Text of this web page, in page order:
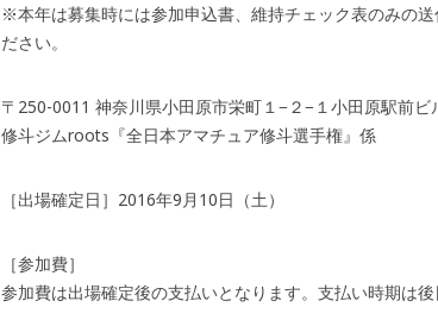
※本年は募集時には参加申込書、維持チェック表のみの
ださい。
〒250-0011 神奈川県小田原市栄町１−２−１小田原駅前ビ
修斗ジムroots『全日本アマチュア修斗選手権』係
［出場確定日］2016年9月10日（土）
［参加費］
参加費は出場確定後の支払いとなります。支払い時期は後